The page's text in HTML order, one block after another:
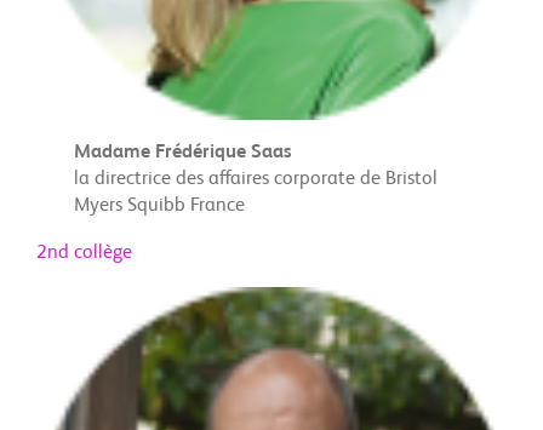
Madame Frédérique Saas
la directrice des affaires corporate de Bristol
Myers Squibb France
2nd collège